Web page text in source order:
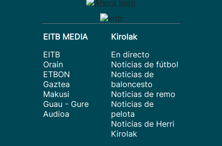
EITB MEDIA
EITB
Orain
ETBON
Gaztea
Makusi
Guau - Gure
Audioa
Kirolak
En directo
Noticias de fútbol
Noticias de
baloncesto
Noticias de remo
Noticias de
pelota
Noticias de Herri
Kirolak